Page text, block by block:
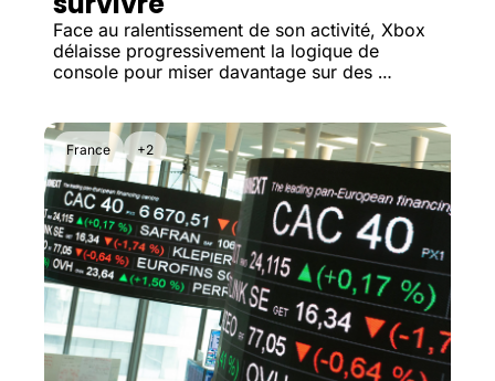
Face au ralentissement de son activité, Xbox
délaisse progressivement la logique de
console pour miser davantage sur des
France +2